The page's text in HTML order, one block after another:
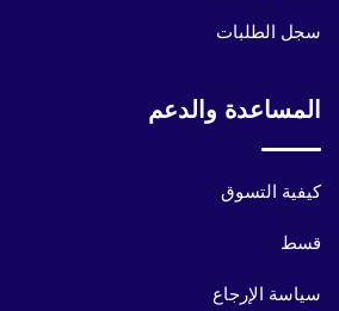
سجل الطلبات
المساعدة والدعم
كيفية التسوق
قسط
سياسة الإرجاع